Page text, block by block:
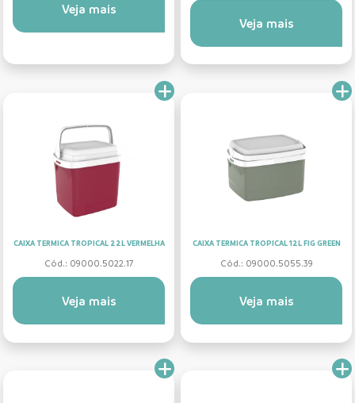
Veja mais
Veja mais
CAIXA TERMICA TROPICAL 22L VERMELHA
Cód.: 09000.5022.17
Veja mais
CAIXA TERMICA TROPICAL 12L FIG GREEN
Cód.: 09000.5055.39
Veja mais